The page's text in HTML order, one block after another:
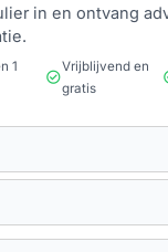
in en ontvang
1
check_circle
Vrijblijvend en
gratis